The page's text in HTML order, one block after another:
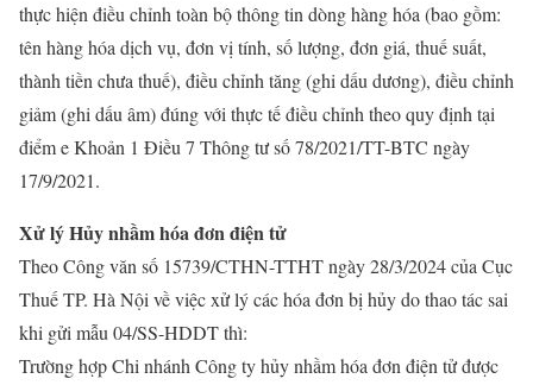
thực hiện điều chỉnh toàn bộ thông tin dòng hàng hóa (bao gồm:
tên hàng hóa dịch vụ, đơn vị tính, số lượng, đơn giá, thuế suất,
thành tiền chưa thuế), điều chỉnh tăng (ghi dấu dương), điều chỉnh
giảm (ghi dấu âm) đúng với thực tế điều chỉnh theo quy định tại
điểm e Khoản 1 Điều 7 Thông tư số 78/2021/TT-BTC ngày
17/9/2021.
Xử lý Hủy nhầm hóa đơn điện tử
Theo Công văn số 15739/CTHN-TTHT ngày 28/3/2024 của Cục
Thuế TP. Hà Nội về việc xử lý các hóa đơn bị hủy do thao tác sai
khi gửi mẫu 04/SS-HDDT thì:
Trường hợp Chi nhánh Công ty hủy nhầm hóa đơn điện tử được